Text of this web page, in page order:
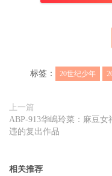
一个枝繁叶茂的树木，
也许有人会说，这些东
明的观点是：存在即是
结果是所有的感动都只
标签： 20世纪少年
上一篇
ABP-913华嶋玲菜：麻豆女
违的复出作品
相关推荐